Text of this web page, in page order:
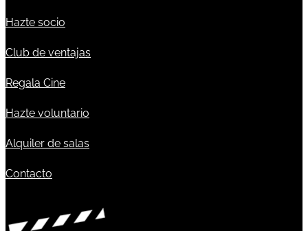
Hazte socio
Club de ventajas
Regala Cine
Hazte voluntario
Alquiler de salas
Contacto